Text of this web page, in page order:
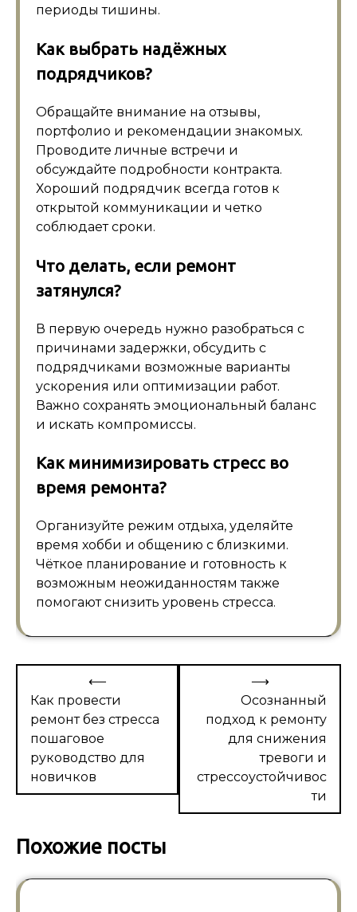
периоды тишины.
Как выбрать надёжных
подрядчиков?
Обращайте внимание на отзывы,
портфолио и рекомендации знакомых.
Проводите личные встречи и
обсуждайте подробности контракта.
Хороший подрядчик всегда готов к
открытой коммуникации и четко
соблюдает сроки.
Что делать, если ремонт
затянулся?
В первую очередь нужно разобраться с
причинами задержки, обсудить с
подрядчиками возможные варианты
ускорения или оптимизации работ.
Важно сохранять эмоциональный баланс
и искать компромиссы.
Как минимизировать стресс во
время ремонта?
Организуйте режим отдыха, уделяйте
время хобби и общению с близкими.
Чёткое планирование и готовность к
возможным неожиданностям также
помогают снизить уровень стресса.
Навигация
по
записям
⟵
Как провести
ремонт без стресса
пошаговое
руководство для
новичков
Осознанный
подход к ремонту
для снижения
тревоги и
стрессоустойчивос
ти
⟶
Похожие посты